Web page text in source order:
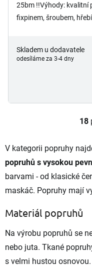
25bm !!Výhody: kvalitní
fixpinem, šroubem,
Skladem u dodavatele
odesíláme za 3-4 dny
18
V kategorii popruhy
popruhů s vysokou
barvami - od klasické
maskáč. Popruhy mají
Materiál popruhů
Na výrobu popruhů se
nebo juta. Tkané
s velmi hustou